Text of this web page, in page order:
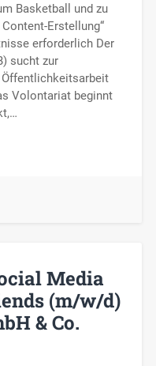
Basketball und zu
Erstellung“
erforderlich Der
sucht zur
Volontariat beginnt
Media
(m/w/d)
& Co.